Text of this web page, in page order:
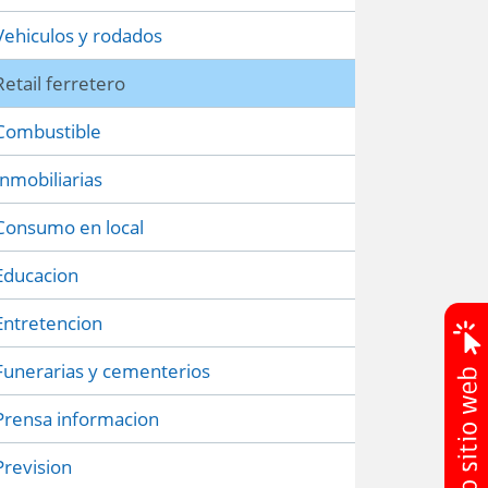
y rodados
ferretero
en local
y cementerios
informacion